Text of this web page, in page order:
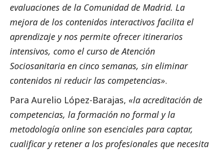
evaluaciones de la Comunidad de Madrid. La
mejora de los contenidos interactivos facilita el
aprendizaje y nos permite ofrecer itinerarios
intensivos, como el curso de Atención
Sociosanitaria en cinco semanas, sin eliminar
contenidos ni reducir las competencias».
Para Aurelio López-Barajas, «la acreditación de
competencias, la formación no formal y la
metodología online son esenciales para captar,
cualificar y retener a los profesionales que necesita